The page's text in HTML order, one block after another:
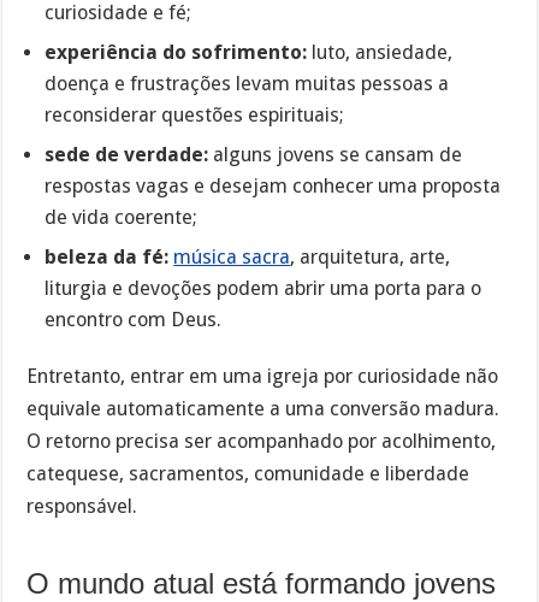
curiosidade e fé;
experiência do sofrimento: luto, ansiedade,
doença e frustrações levam muitas pessoas a
reconsiderar questões espirituais;
sede de verdade: alguns jovens se cansam de
respostas vagas e desejam conhecer uma proposta
de vida coerente;
beleza da fé: música sacra, arquitetura, arte,
liturgia e devoções podem abrir uma porta para o
encontro com Deus.
Entretanto, entrar em uma igreja por curiosidade não
equivale automaticamente a uma conversão madura.
O retorno precisa ser acompanhado por acolhimento,
catequese, sacramentos, comunidade e liberdade
responsável.
O mundo atual está formando jovens